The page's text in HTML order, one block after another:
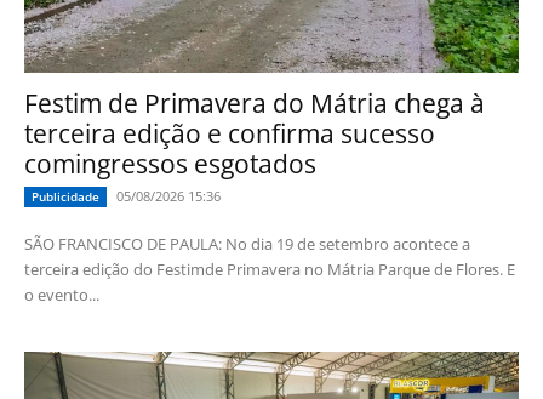
Festim de Primavera do Mátria chega à
terceira edição e confirma sucesso
comingressos esgotados
Publicidade 05/08/2026 15:36
SÃO FRANCISCO DE PAULA: No dia 19 de setembro acontece a
terceira edição do Festimde Primavera no Mátria Parque de Flores. E
o evento...